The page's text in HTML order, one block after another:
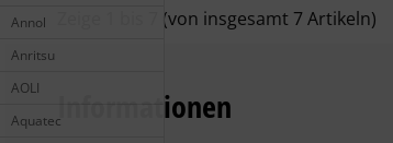
Annol
Anritsu
AOLI
Aquatec
(von insgesamt 7Artikeln)
Informationen